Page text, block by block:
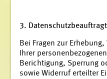
3.
Bei Fragen zur
Ihrer
Berichtigung, Sperrung
sowie Widerruf erteilter